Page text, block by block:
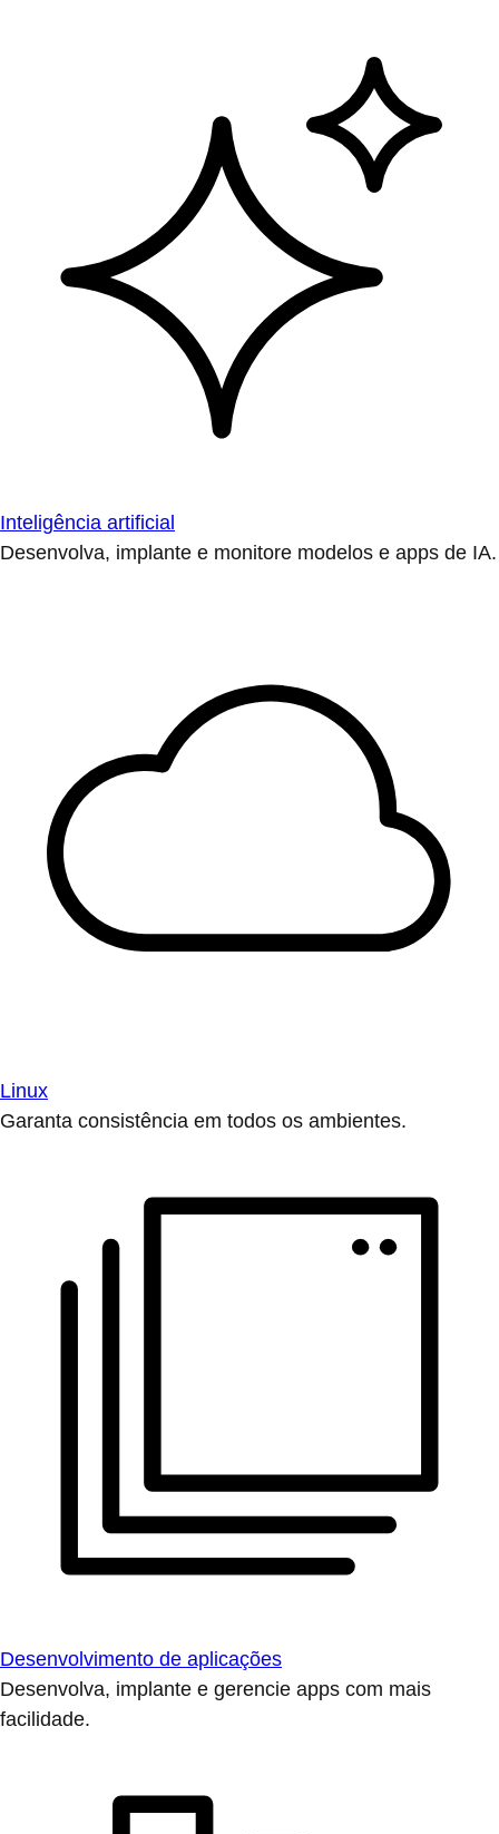
Inteligência artificial
Desenvolva, implante e monitore modelos e apps de IA.
Linux
Garanta consistência em todos os ambientes.
Desenvolvimento de aplicações
Desenvolva, implante e gerencie apps com mais
facilidade.